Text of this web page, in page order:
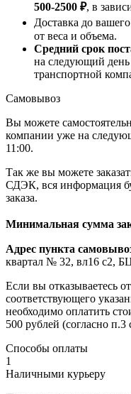
500-2500 ₽, в
Доставка до
от веса и объема.
Средний срок
на следующий день
транспортной
Самовывоз
Вы можете
компании уже на
11:00.
Так же вы можете
СДЭК, вся информация
заказа.
Минимальная сумма
Адрес пункта
квартал № 32, вл16 с2,
Если вы отказываетесь
соответствующего
необходимо оплатить
500 рублей (согласно
Способы оплаты
1
Наличными курьеру